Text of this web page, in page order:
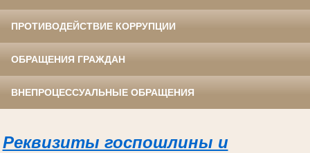
ПРОТИВОДЕЙСТВИЕ КОРРУПЦИИ
ОБРАЩЕНИЯ ГРАЖДАН
ВНЕПРОЦЕССУАЛЬНЫЕ ОБРАЩЕНИЯ
Реквизиты госпошлины и